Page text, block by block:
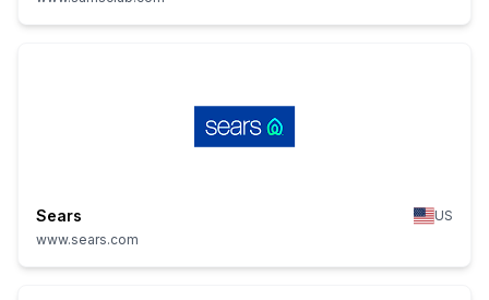
Sears
US
www.sears.com